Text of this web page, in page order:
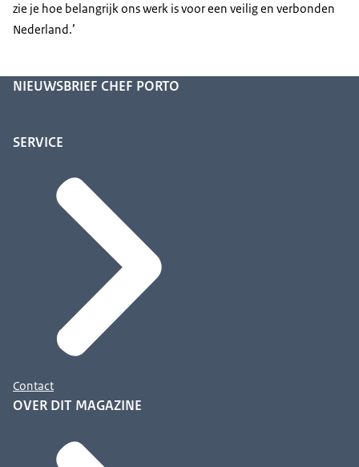
zie je hoe belangrijk ons werk is voor een veilig en verbonden
Nederland.’
NIEUWSBRIEF CHEF PORTO
SERVICE
Contact
OVER DIT MAGAZINE